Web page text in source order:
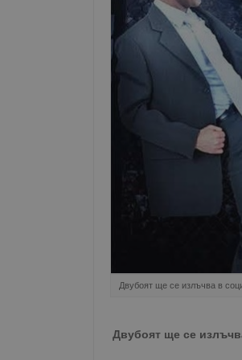
Двубоят ще се излъчва в
Двубоят ще се